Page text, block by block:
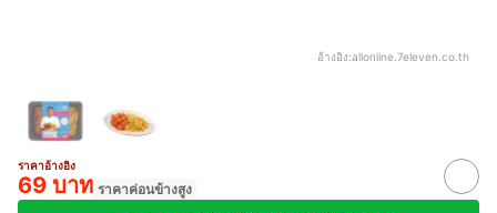
อ้างอิง:allonline.7eleven.co.th
ราคาอ้างอิง
69 บาท ราคาค่อนข้างสูง